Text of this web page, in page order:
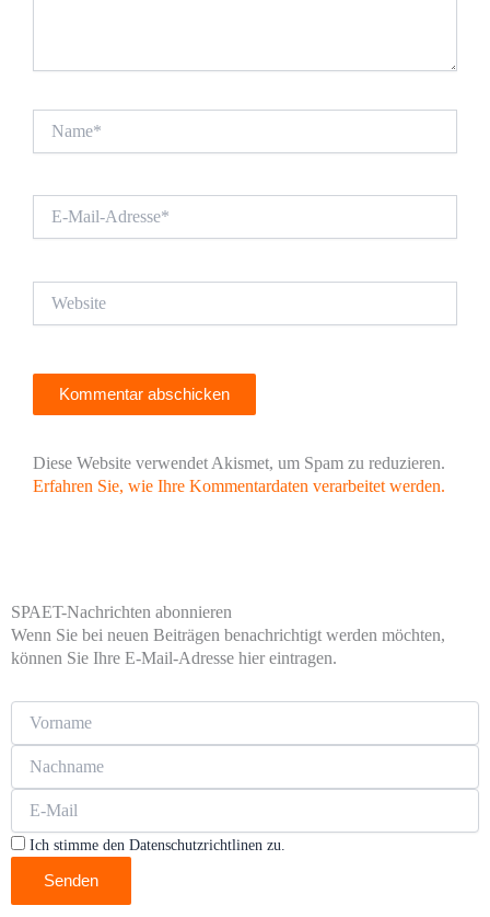
Mail-
Diese Website verwendet Akismet, um Spam zu reduzieren.
Erfahren Sie, wie Ihre Kommentardaten verarbeitet werden.
SPAET-Nachrichten abonnieren
Wenn Sie bei neuen Beiträgen benachrichtigt werden möchten,
können Sie Ihre E-Mail-Adresse hier eintragen.
Ich stimme den Datenschutzrichtlinen zu.
Senden